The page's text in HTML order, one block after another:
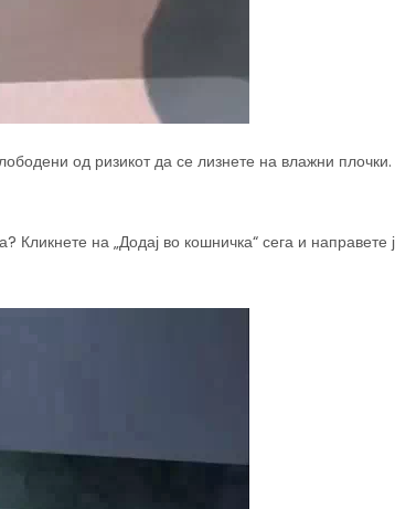
од ризикот да се лизнете на влажни
Кликнете на „Додај во кошничка“ сега и